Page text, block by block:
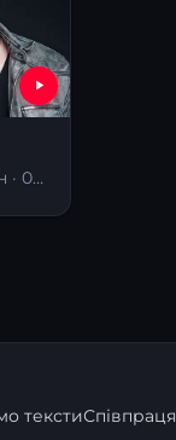
Арсен Мірзоян · 08.01.2025
текстиСпівпраця